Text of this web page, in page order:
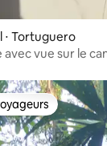
Tortuguero
vue sur le